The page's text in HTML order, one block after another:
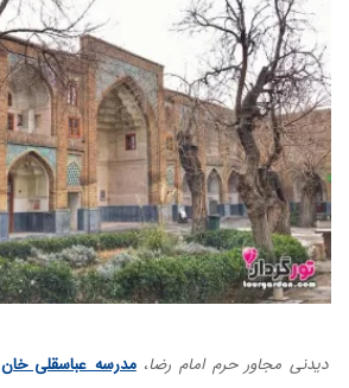
دیدنی مجاور حرم امام رضا،مدرسه عباسقلی خان